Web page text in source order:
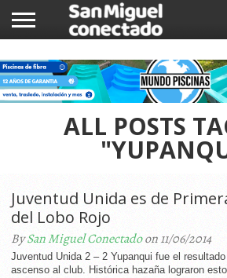
NOTICIAS
COMUNIDAD
COMERCIOS
ALL POSTS
Juventud Unida es de
del Lobo Rojo
BySan Miguel Conectadoon 11/06/2014
Juventud Unida 2 – 2 Yupanqui fue el
ascenso al club. Histórica hazaña lograron